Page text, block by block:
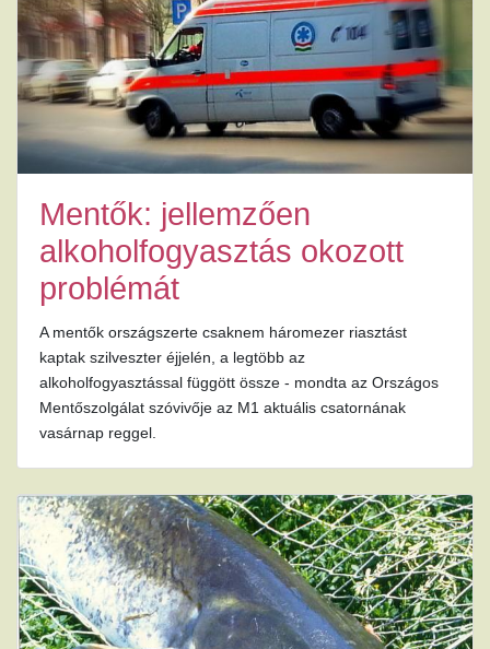
Mentők: jellemzően
alkoholfogyasztás okozott
problémát
A mentők országszerte csaknem háromezer riasztást
kaptak szilveszter éjjelén, a legtöbb az
alkoholfogyasztással függött össze - mondta az Országos
Mentőszolgálat szóvivője az M1 aktuális csatornának
vasárnap reggel.